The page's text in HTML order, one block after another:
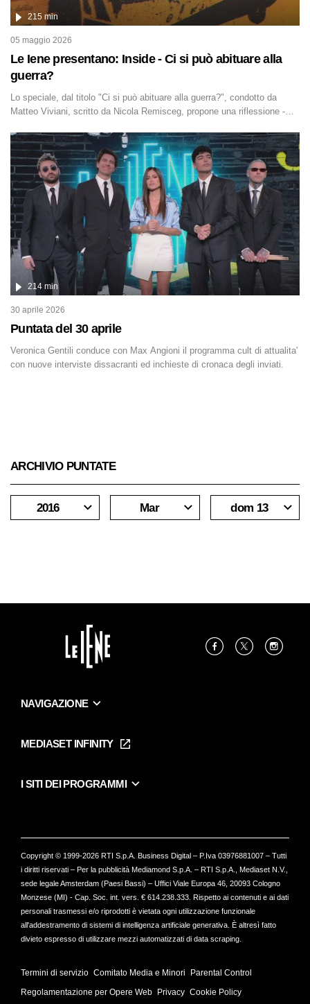
Le Iene presentano: Inside - Ci si può abituare alla
guerra?
215 min
05 maggio 2026
Lo speciale, dal titolo "Ci si può abituare alla guerra?", condotto da
Matteo Viviani, scritto da Nicola Remisceg, propone una riflessione -
quanto la guerra sia diventata una realtà pervasiva. Anche se l'Italia non
è direttamente coinvolta in conflitti armati, il contesto globale rende
impossibile considerarla un fenomeno lontano.
Puntata del 30 aprile
214 min
30 aprile 2026
Veronica Gentili conduce con Max Angioni il programma cult di attualita'
con nuove interviste dissacranti ed inchieste di cronaca degli inviati.
ARCHIVIO PUNTATE
2016 Mar dom 13
NAVIGAZIONE
Tutti i servizi
MEDIASET INFINITY
I SITI DEI PROGRAMMI
Copyright © 1999-2026 RTI S.p.A. Business Digital – P.Iva 03976881007 – Tutti
i diritti riservati – Per la pubblicità Mediamond S.p.A. – RTI S.p.A., Mediaset N.V.,
sede legale Amsterdam (Paesi Bassi) – Uffici Viale Europa 46, 20093 Cologno
Monzese (MI) - Cap. Soc. int. vers. € 614.238.333. Rispetto ai contenuti e ai dati
personali trasmessi e/o riprodotti è vietata ogni utilizzazione funzionale
all'addestramento di sistemi di intelligenza artificiale generativa. È altresì fatto
divieto espresso di utilizzare mezzi automatizzati di data scraping.
Termini di servizio Comitato Media e Minori
Parental Control
Regolamentazione per Opere Web
Privacy Cookie Policy